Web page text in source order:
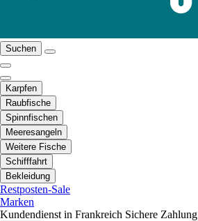
Suchen
Karpfen
Raubfische
Spinnfischen
Meeresangeln
Weitere Fische
Schifffahrt
Bekleidung
Restposten-Sale
Marken
Kundendienst in Frankreich Sichere Zahlung